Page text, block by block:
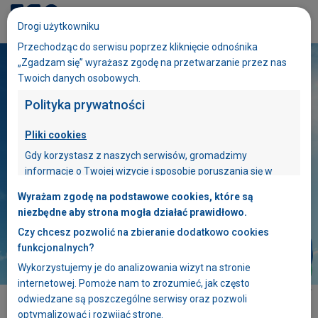
Szczegóły szkoły
Sprawdź
aktualne
Drogi użytkowniku
Przechodząc do serwisu poprzez kliknięcie odnośnika
„Zgadzam się” wyrażasz zgodę na przetwarzanie przez nas
Twoich danych osobowych.
Polityka prywatności
Pliki cookies
Gdy korzystasz z naszych serwisów, gromadzimy
informacje o Twojej wizycie i sposobie poruszania się w
cookies zawiera dane informatyczne, które są
umieszczone w Twoim urządzeniu końcowym –
przeglądarce internetowej, z której korzystasz.
Pliki cookies używane w naszych serwisach
wykorzystywane są między innymi do bieżącej
optymalizacji serwisów oraz ułatwiania Twojego z nich
korzystania. Niektóre funkcjonalności dostępne w naszych
Wyrażam zgodę na podstawowe cookies, które są
niezbędne aby strona mogła działać prawidłowo.
Czy chcesz pozwolić na zbieranie dodatkowo cookies
funkcjonalnych?
Wykorzystujemy je do analizowania wizyt na stronie
internetowej. Pomoże nam to zrozumieć, jak często
odwiedzane są poszczególne serwisy oraz pozwoli
optymalizować i rozwijać stronę.